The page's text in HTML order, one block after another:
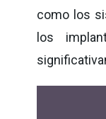
como los
los